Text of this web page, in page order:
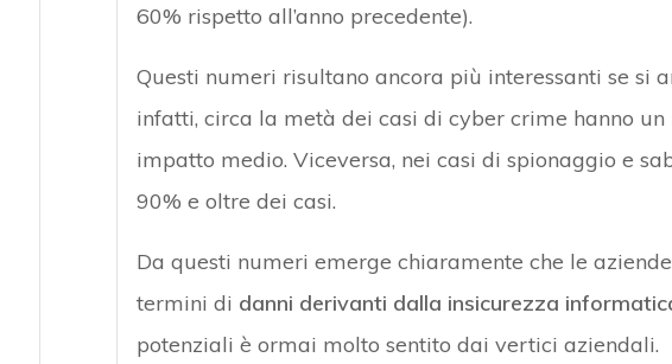
60% rispetto all’anno precedente).
Questi numeri risultano ancora più interessanti se si
infatti, circa la metà dei casi di cyber crime hanno
impatto medio. Viceversa, nei casi di spionaggio e
90% e oltre dei casi.
Da questi numeri emerge chiaramente che le
termini di danni derivanti dalla insicurezza
potenziali è ormai molto sentito dai vertici aziendali.